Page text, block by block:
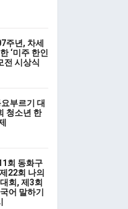
주년, 차세
‘미주 한인
전 시상식
부르기 대
청소년 한
회 동화구
22회 나의
회, 제3회
어 말하기